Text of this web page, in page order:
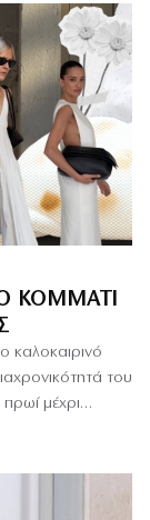
ΚΟΜΜΆΤΙ
καλοκαιρινό
του
πρωί μέχρι…